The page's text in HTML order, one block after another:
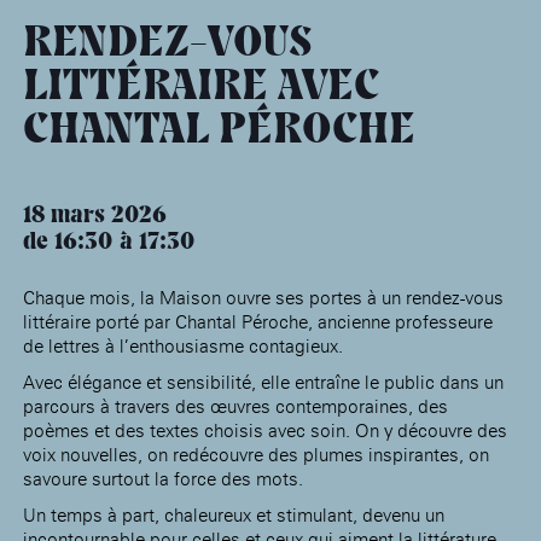
RENDEZ-VOUS
LITTÉRAIRE AVEC
CHANTAL PÉROCHE
18 mars 2026
de 16:30
17:30
Chaque mois, la Maison ouvre ses portes à un rendez-vous
littéraire porté par Chantal Péroche, ancienne professeure
de lettres à l’enthousiasme contagieux.
Avec élégance et sensibilité, elle entraîne le public dans un
parcours à travers des œuvres contemporaines, des
poèmes et des textes choisis avec soin. On y découvre des
voix nouvelles, on redécouvre des plumes inspirantes, on
savoure surtout la force des mots.
Un temps à part, chaleureux et stimulant, devenu un
des artistes(EHPAD)
Salomon de Rothschild
Jardin public de l’Hôtel
Salomon de Rothschild